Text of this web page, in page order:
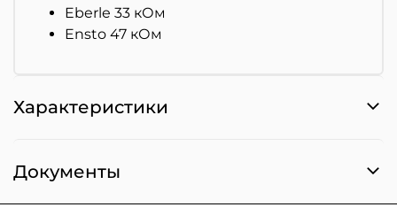
Eberle 33 кОм
Ensto 47 кОм
Характеристики
Документы